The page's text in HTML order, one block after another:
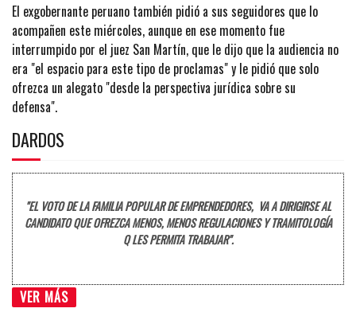
El exgobernante peruano también pidió a sus seguidores que lo
acompañen este miércoles, aunque en ese momento fue
interrumpido por el juez San Martín, que le dijo que la audiencia no
era "el espacio para este tipo de proclamas" y le pidió que solo
ofrezca un alegato "desde la perspectiva jurídica sobre su
defensa".
DARDOS
"EL VOTO DE LA FAMILIA POPULAR DE EMPRENDEDORES, VA A DIRIGIRSE AL
CANDIDATO QUE OFREZCA MENOS, MENOS REGULACIONES Y TRAMITOLOGÍA
Q LES PERMITA TRABAJAR".
VER MÁS